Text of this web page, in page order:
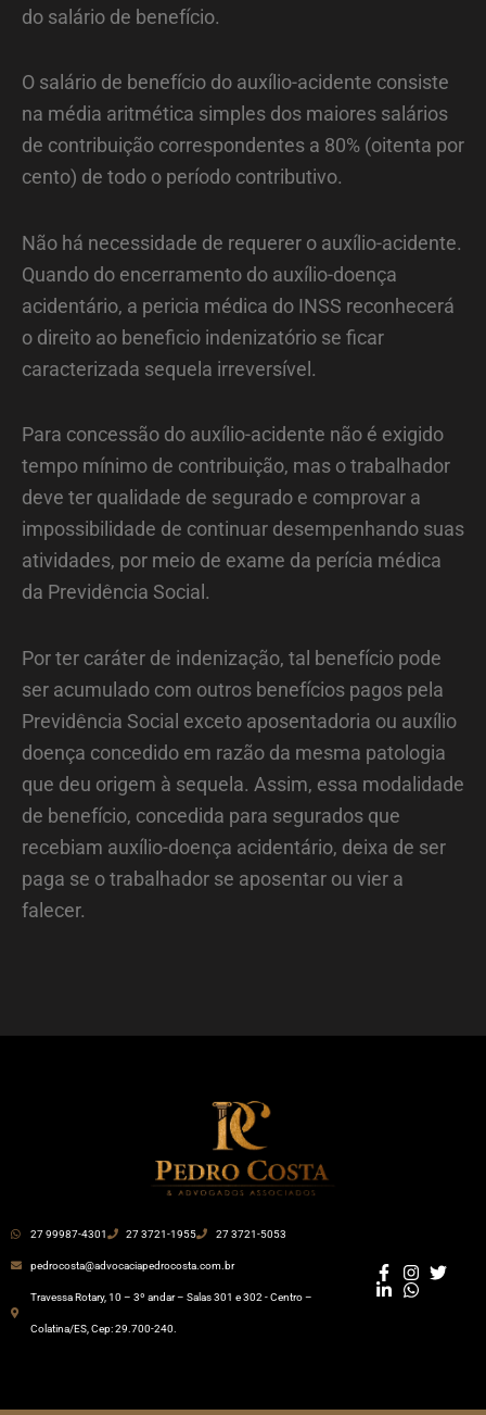
do salário de benefício.
O salário de benefício do auxílio-acidente consiste
na média aritmética simples dos maiores salários
de contribuição correspondentes a 80% (oitenta por
cento) de todo o período contributivo.
Não há necessidade de requerer o auxílio-acidente.
Quando do encerramento do auxílio-doença
acidentário, a pericia médica do INSS reconhecerá
o direito ao beneficio indenizatório se ficar
caracterizada sequela irreversível.
Para concessão do auxílio-acidente não é exigido
tempo mínimo de contribuição, mas o trabalhador
deve ter qualidade de segurado e comprovar a
impossibilidade de continuar desempenhando suas
atividades, por meio de exame da perícia médica
da Previdência Social.
Por ter caráter de indenização, tal benefício pode
ser acumulado com outros benefícios pagos pela
Previdência Social exceto aposentadoria ou auxílio
doença concedido em razão da mesma patologia
que deu origem à sequela. Assim, essa modalidade
de benefício, concedida para segurados que
recebiam auxílio-doença acidentário, deixa de ser
paga se o trabalhador se aposentar ou vier a
falecer.
27 99987-4301 27 3721-1955 27 3721-5053
pedrocosta@advocaciapedrocosta.com.br
Travessa Rotary, 10 – 3º andar – Salas 301 e 302 - Centro –
Colatina/ES, Cep: 29.700-240.